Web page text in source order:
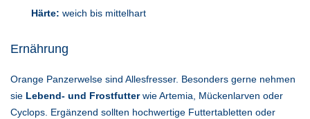
Härte: weich bis mittelhart
Ernährung
Orange Panzerwelse sind Allesfresser. Besonders gerne nehmen
sie Lebend- und Frostfutterwie Artemia, Mückenlarven oder
Cyclops. Ergänzend sollten hochwertige Futtertabletten oder